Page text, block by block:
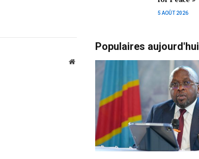
Website
5 AOÛT 2026
Populaires aujourd'hui